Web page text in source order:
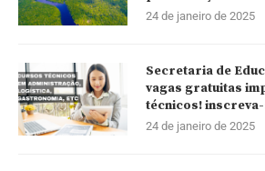
24 de janeiro de 2025
Secretaria de
vagas gratuitas
técnicos!
24 de janeiro de 2025